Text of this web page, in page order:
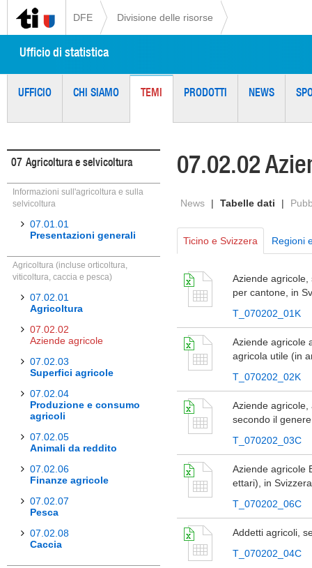
DFE Divisione delle risorse
Ufficio di statistica
UFFICIO CHI SIAMO TEMI PRODOTTI NEWS
07 Agricoltura e selvicoltura
Informazioni sull'agricoltura e sulla
selvicoltura
07.01.01
Presentazioni generali
Agricoltura (incluse orticoltura,
viticoltura, caccia e pesca)
07.02.01
Agricoltura
07.02.02
Aziende agricole
07.02.03
Superfici agricole
07.02.04
Produzione e consumo
agricoli
07.02.05
Animali da reddito
07.02.06
Finanze agricole
07.02.07
Pesca
07.02.08
Caccia
07.02.02
News | Tabelle dati |
Ticino e Svizzera Regioni
Aziende
per cantone, in
T_070202_01K
Aziende agricole
agricola utile (in
T_070202_02K
Aziende
secondo il
T_070202_03C
Aziende agricole
ettari), in
T_070202_06C
Addetti agricoli,
T_070202_04C